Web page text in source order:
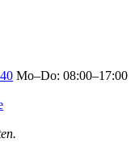
Mo–Do: 08:00–17:00